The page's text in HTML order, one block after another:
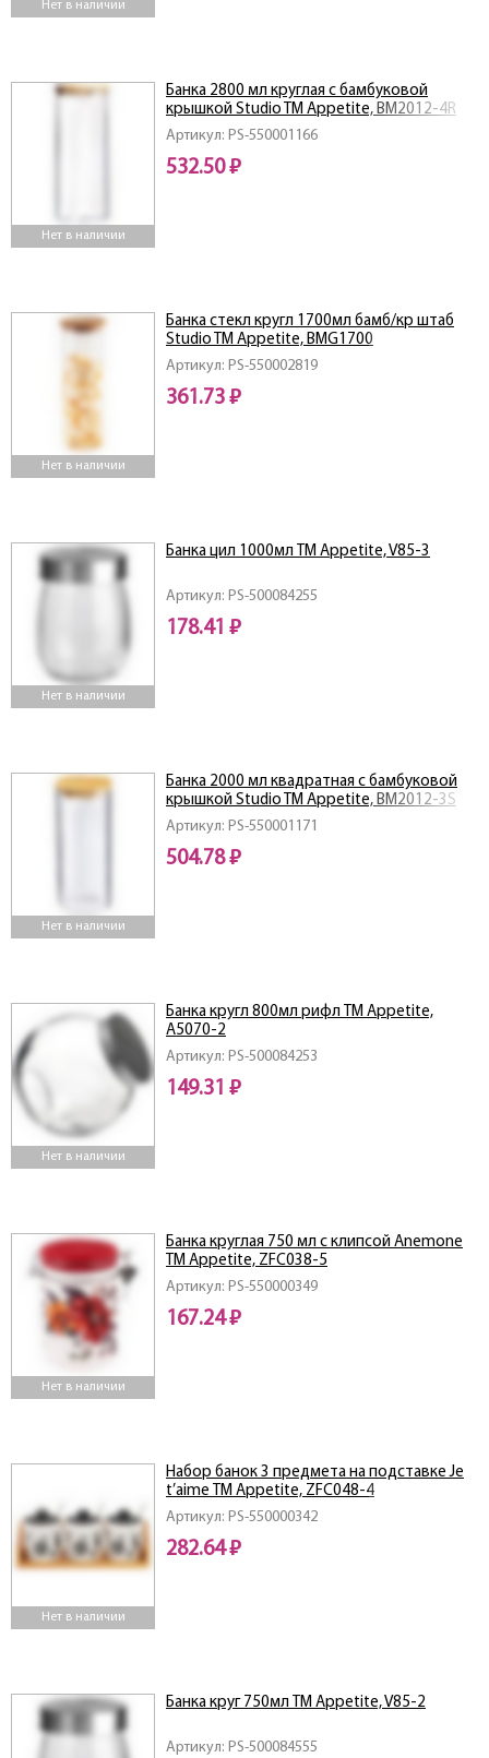
Нет в наличии
Нет в наличии
Артикул: PS-550001166
Банка 2800 мл круглая с бамбуковой
крышкой Studio TM Appetite, BM2012-4R
532.50 ₽
Нет в наличии
Артикул: PS-550002819
Банка стекл кругл 1700мл бамб/кр штаб
Studio TM Appetite, BMG1700
361.73 ₽
Нет в наличии
Артикул: PS-500084255
Банка цил 1000мл ТМ Appetite, V85-3
178.41 ₽
Нет в наличии
Артикул: PS-550001171
Банка 2000 мл квадратная с бамбуковой
крышкой Studio TM Appetite, BM2012-3S
504.78 ₽
Нет в наличии
Артикул: PS-500084253
Банка кругл 800мл рифл TM Appetitе,
A5070-2
149.31 ₽
Нет в наличии
Артикул: PS-550000349
Банка круглая 750 мл c клипсой Аnemone
ТМ Appetite, ZFC038-5
167.24 ₽
Нет в наличии
Артикул: PS-550000342
Набор банок 3 предмета на подставке Je
t’aime ТМ Appetite, ZFC048-4
282.64 ₽
Артикул: PS-500084555
Банка круг 750мл TM Appetite, V85-2